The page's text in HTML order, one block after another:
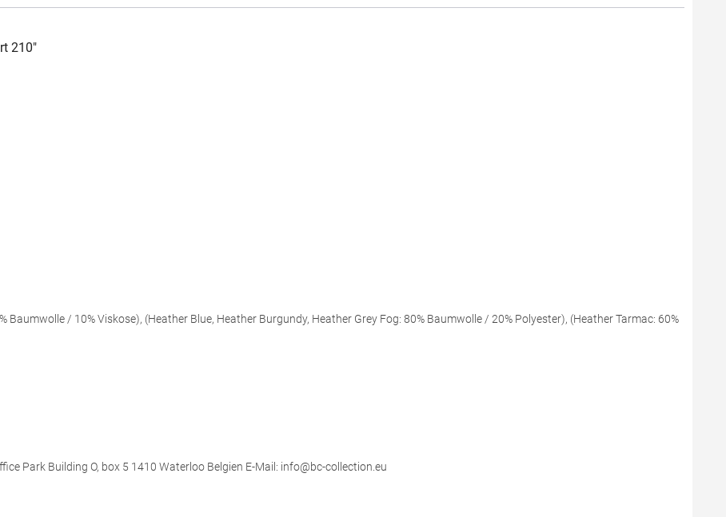
210"
Baumwolle / 10% Viskose), (Heather Blue, Heather Burgundy, Heather Grey Fog: 80% Baumwolle / 20% Polyester), (Heather Tarmac: 60%
Park Building O, box 5 1410 Waterloo Belgien E-Mail: info@bc-collection.eu